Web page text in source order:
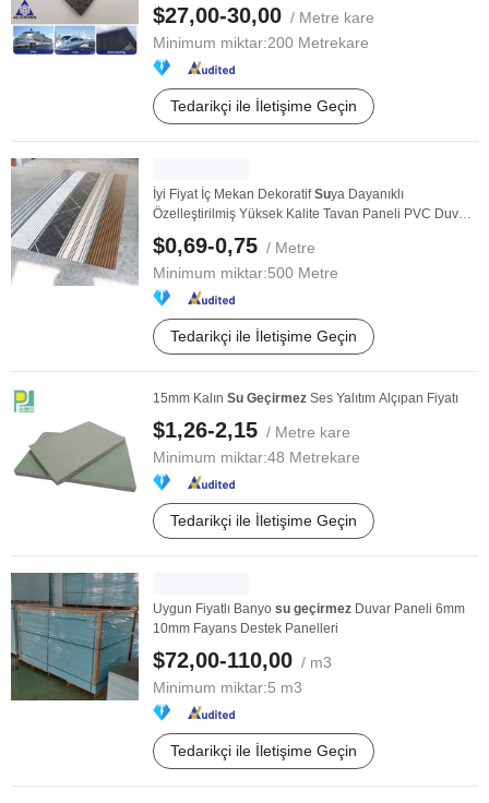
$27,00-30,00 / Metre kare
Minimum miktar:200 Metrekare
Tedarikçi ile İletişime Geçin
İyi Fiyat İç Mekan DekoratifSuya Dayanıklı
Özelleştirilmiş Yüksek Kalite Tavan Paneli PVC Duvar
...
$0,69-0,75 / Metre
Minimum miktar:500 Metre
Tedarikçi ile İletişime Geçin
15mm Kalın Su Geçirmez Ses Yalıtım Alçıpan Fiyatı
$1,26-2,15 / Metre kare
Minimum miktar:48 Metrekare
Tedarikçi ile İletişime Geçin
Uygun Fiyatlı Banyo su geçirmez Duvar Paneli 6mm
10mm Fayans Destek Panelleri
$72,00-110,00 / m3
Minimum miktar:5 m3
Tedarikçi ile İletişime Geçin